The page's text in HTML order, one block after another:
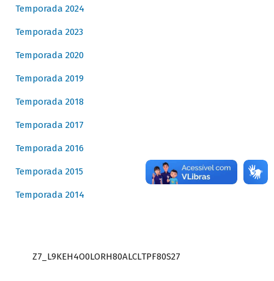
Temporada 2024
Temporada 2023
Temporada 2020
Temporada 2019
Temporada 2018
Temporada 2017
Temporada 2016
Temporada 2015
Temporada 2014
Z7_L9KEH4O0LORH80ALCLTPF80S27